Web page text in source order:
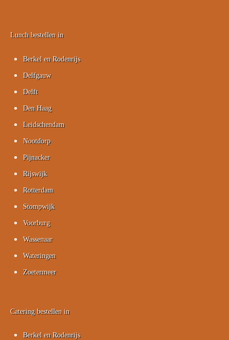
Lunch bestellen in
Berkel en Rodenrijs
Delfgauw
Delft
Den Haag
Leidschendam
Nootdorp
Pijnacker
Rijswijk
Rotterdam
Stompwijk
Voorburg
Wassenaar
Wateringen
Zoetermeer
Catering bestellen in
Berkel en Rodenrijs